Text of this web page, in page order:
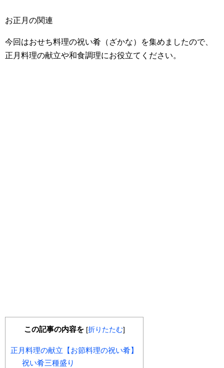
お正月の関連
今回はおせち料理の祝い肴（ざかな）を集めましたので、
正月料理の献立や和食調理にお役立てください。
この記事の内容を [折りたたむ]
正月料理の献立【お節料理の祝い肴】
祝い肴三種盛り